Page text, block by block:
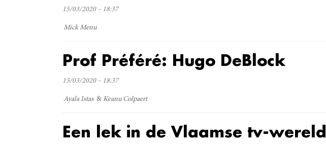
15/03/2020 – 18:37
Mick Menu
Prof Préféré: Hugo DeBlock
15/03/2020 – 18:37
Ayala Istas Keanu Colpaert
Een lek in de Vlaamse tv-wereld